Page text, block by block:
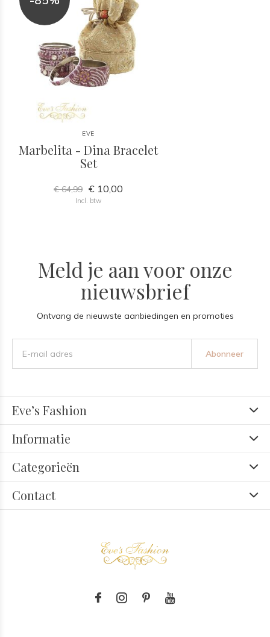
EVE
Marbelita - Dina Bracelet
Set
€ 64,99 € 10,00
Incl. btw
Meld je aan voor onze
nieuwsbrief
Ontvang de nieuwste aanbiedingen en promoties
Abonneer
Eve’s Fashion
Informatie
Categorieën
Contact